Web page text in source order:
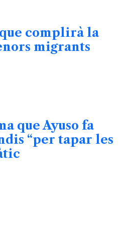
que complirà la
migrants
que Ayuso fa
“per tapar les